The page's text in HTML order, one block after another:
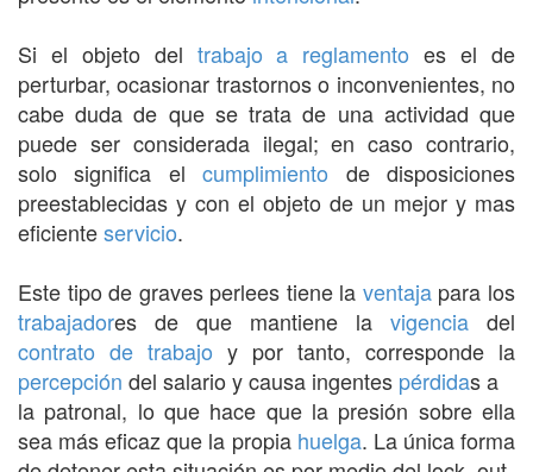
Si el objeto del trabajo a reglamento es el de
perturbar, ocasionar trastornos o inconvenientes, no
cabe duda de que se trata de una actividad que
puede ser considerada ilegal; en caso contrario,
solo significa elcumplimiento de disposiciones
preestablecidas y con el objeto de un mejor y mas
eficienteservicio.
Este tipo de graves perlees tiene la ventajapara los
trabajadores de que mantiene la vigencia del
contrato de trabajo y por tanto, corresponde la
percepción del salario y causa ingentes pérdidas a
la patronal, lo que hace que la presión sobre ella
sea más eficaz que la propia huelga. La única forma